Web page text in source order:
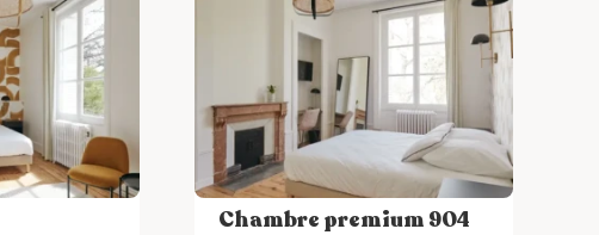
Chambre premium 904